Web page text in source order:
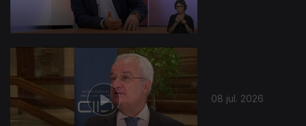
08 jul. 2026